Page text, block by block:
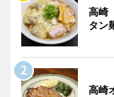
高崎
タン
高崎